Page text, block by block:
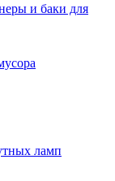
и баки для
ламп